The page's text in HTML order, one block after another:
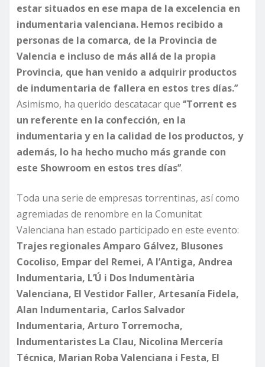
estar situados en ese mapa de la excelencia en
indumentaria valenciana. Hemos recibido a
personas de la comarca, de la Provincia de
Valencia e incluso de más allá de la propia
Provincia, que han venido a adquirir productos
de indumentaria de fallera en estos tres días.’’
Asimismo, ha querido descatacar que ‘’Torrent es
un referente en la confección, en la
indumentaria y en la calidad de los productos, y
además, lo ha hecho mucho más grande con
este Showroom en estos tres días’’.
Toda una serie de empresas torrentinas, así como
agremiadas de renombre en la Comunitat
Valenciana han estado participado en este evento:
Trajes regionales Amparo Gálvez, Blusones
Cocoliso, Empar del Remei, A l’Antiga, Andrea
Indumentaria, L’Ú i Dos Indumentària
Valenciana, El Vestidor Faller, Artesanía Fidela,
Alan Indumentaria, Carlos Salvador
Indumentaria, Arturo Torremocha,
Indumentaristes La Clau, Nicolina Mercería
Técnica, Marian Roba Valenciana i Festa, El